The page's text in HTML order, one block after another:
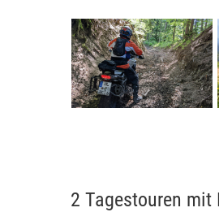
2 Tagestouren